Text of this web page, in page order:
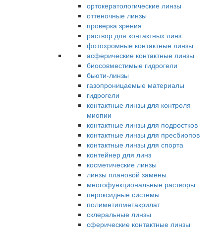
ортокератологические линзы
оттеночные линзы
проверка зрения
раствор для контактных линз
фотохромные контактные линзы
асферические контактные линзы
биосовместимые гидрогели
бьюти-линзы
газопроницаемые материалы
гидрогели
контактные линзы для контроля
миопии
контактные линзы для подростков
контактные линзы для пресбиопов
контактные линзы для спорта
контейнер для линз
косметические линзы
линзы плановой замены
многофункциональные растворы
пероксидные системы
полиметилметакрилат
склеральные линзы
сферические контактные линзы